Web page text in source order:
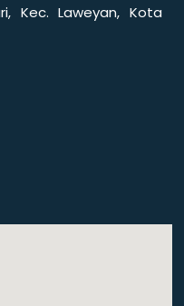
Kec. Laweyan, Kota